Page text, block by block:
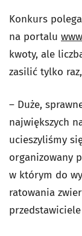
Konkurs
na portalu
kwoty, ale
zasilić tylko
– Duże,
największych
ucieszyliśmy
organizowany
w którym do
ratowania
przedstawiciele